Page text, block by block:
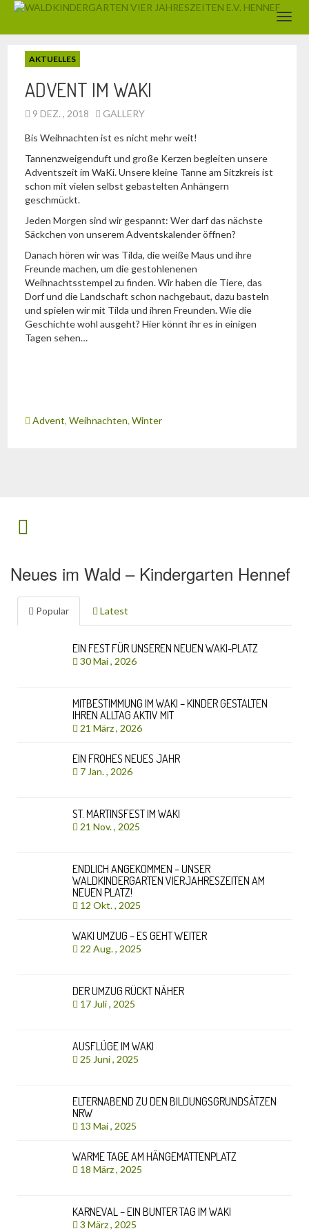
AKTUELLES
ADVENT IM WAKI
9 DEZ. , 2018 GALLERY
Bis Weihnachten ist es nicht mehr weit!
Tannenzweigenduft und große Kerzen begleiten unsere
Adventszeit im WaKi. Unsere kleine Tanne am Sitzkreis ist
schon mit vielen selbst gebastelten Anhängern
geschmückt.
Jeden Morgen sind wir gespannt: Wer darf das nächste
Säckchen von unserem Adventskalender öffnen?
Danach hören wir was Tilda, die weiße Maus und ihre
Freunde machen, um die gestohlenenen
Weihnachtsstempel zu finden. Wir haben die Tiere, das
Dorf und die Landschaft schon nachgebaut, dazu basteln
und spielen wir mit Tilda und ihren Freunden. Wie die
Geschichte wohl ausgeht? Hier könnt ihr es in einigen
Tagen sehen…
Advent, Weihnachten, Winter
Neues im Wald – Kindergarten Hennef
Popular Latest
EIN FEST FÜR UNSEREN NEUEN WAKI-PLATZ
30 Mai , 2026
MITBESTIMMUNG IM WAKI – KINDER GESTALTEN
IHREN ALLTAG AKTIV MIT
21 März , 2026
EIN FROHES NEUES JAHR
7 Jan. , 2026
ST. MARTINSFEST IM WAKI
21 Nov. , 2025
ENDLICH ANGEKOMMEN – UNSER
WALDKINDERGARTEN VIERJAHRESZEITEN AM
NEUEN PLATZ!
12 Okt. , 2025
WAKI UMZUG – ES GEHT WEITER
22 Aug. , 2025
DER UMZUG RÜCKT NÄHER
17 Juli , 2025
AUSFLÜGE IM WAKI
25 Juni , 2025
ELTERNABEND ZU DEN BILDUNGSGRUNDSÄTZEN
NRW
13 Mai , 2025
WARME TAGE AM HÄNGEMATTENPLATZ
18 März , 2025
KARNEVAL – EIN BUNTER TAG IM WAKI
3 März , 2025